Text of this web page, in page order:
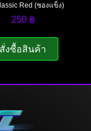
Red (ซองแข็ง)
250 ฿
สั่งซื้อสินค้า